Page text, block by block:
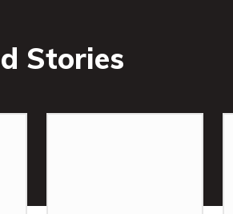
Stories